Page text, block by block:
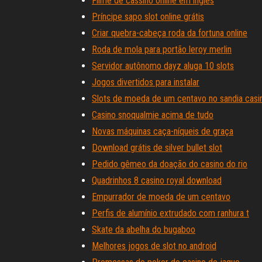
Príncipe sapo slot online grátis
Criar quebra-cabeça roda da fortuna online
Roda de mola para portão leroy merlin
Servidor autônomo dayz aluga 10 slots
Jogos divertidos para instalar
Slots de moeda de um centavo no sandia
Casino snoqualmie acima de tudo
Novas máquinas caça-níqueis de graça
Download grátis de silver bullet slot
Pedido gêmeo da doação do casino do rio
Quadrinhos 8 casino royal download
Empurrador de moeda de um centavo
Perfis de alumínio extrudado com ranhura t
Skate da abelha do bugaboo
Melhores jogos de slot no android